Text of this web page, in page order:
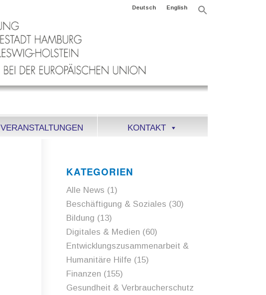
Deutsch English
VERANSTALTUNGEN KONTAKT
KATEGORIEN
Alle News (1)
Beschäftigung & Soziales (30)
Bildung (13)
Digitales & Medien (60)
Entwicklungszusammenarbeit &
Humanitäre Hilfe (15)
Finanzen (155)
Gesundheit & Verbraucherschutz